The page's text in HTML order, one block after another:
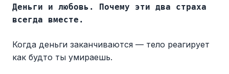
Деньги и любовь. Почему эти два страха
всегда вместе.
Когда деньги заканчиваются — тело реагирует
как будто ты умираешь.